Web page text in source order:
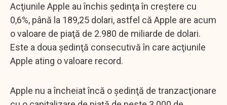
Acţiunile Apple au închis şedinţa în creştere cu
0,6%, până la 189,25 dolari, astfel că Apple are acum
o valoare de piaţă de 2.980 de miliarde de dolari.
Este a doua şedinţă consecutivă în care acţiunile
Apple ating o valoare record.
Apple nu a încheiat încă o şedinţă de tranzacţionare